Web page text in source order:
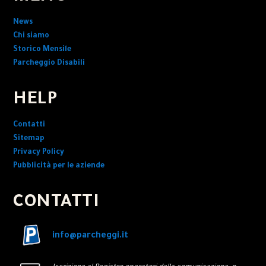
News
Chi siamo
Storico Mensile
Parcheggio Disabili
HELP
Contatti
Sitemap
Privacy Policy
Pubblicità per le aziende
CONTATTI
info@parcheggi.it